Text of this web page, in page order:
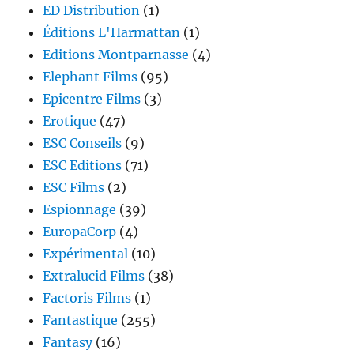
ED Distribution (1)
Éditions L'Harmattan (1)
Editions Montparnasse (4)
Elephant Films (95)
Epicentre Films (3)
Erotique (47)
ESC Conseils (9)
ESC Editions (71)
ESC Films (2)
Espionnage (39)
EuropaCorp (4)
Expérimental (10)
Extralucid Films (38)
Factoris Films (1)
Fantastique (255)
Fantasy(16)